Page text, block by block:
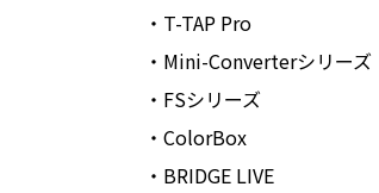
・T-TAP Pro
・Mini-Converterシリーズ
・FSシリーズ
・ColorBox
・BRIDGE LIVE